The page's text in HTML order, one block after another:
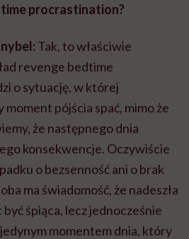
procrastination?
Tak, to właściwie
revenge bedtime
o sytuację, w której
moment pójścia spać, mimo że
że następnego dnia
konsekwencje. Oczywiście
o bezsenność ani o brak
ma świadomość, że nadeszła
śpiąca, lecz jednocześnie
momentem dnia, który